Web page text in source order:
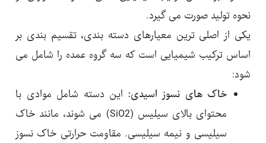
نحوه تولید صورت می گیرد.
یکی از اصلی ترین معیارهای دسته بندی، تقسیم بندی بر
اساس ترکیب شیمیایی است که سه گروه عمده را شامل می
شود:
خاک های نسوز اسیدی: این دسته شامل موادی با
محتوای بالای سیلیس (SiO2) می شوند، مانند خاک
سیلیسی و نیمه سیلیسی. مقاومت حرارتی خاک نسوز